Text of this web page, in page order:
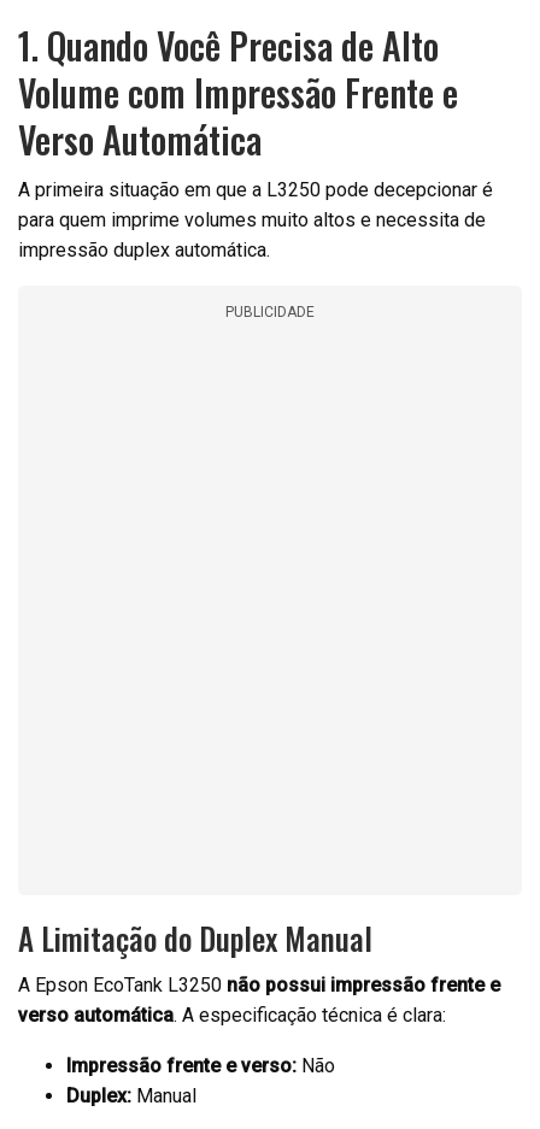
1. Quando Você Precisa de Alto
Volume com Impressão Frente e
Verso Automática
A primeira situação em que a L3250 pode decepcionar é
para quem imprime volumes muito altos e necessita de
impressão duplex automática.
PUBLICIDADE
A Limitação do Duplex Manual
A Epson EcoTank L3250 não possui impressão frente e
verso automática. A especificação técnica é clara:
Impressão frente e verso: Não
Duplex: Manual